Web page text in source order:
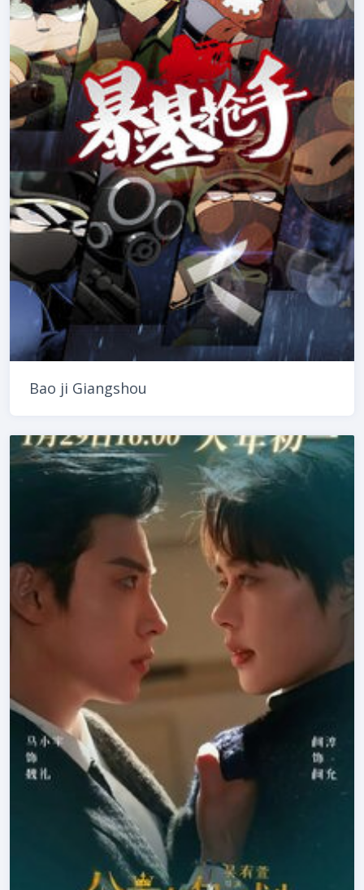
Bao ji Giangshou